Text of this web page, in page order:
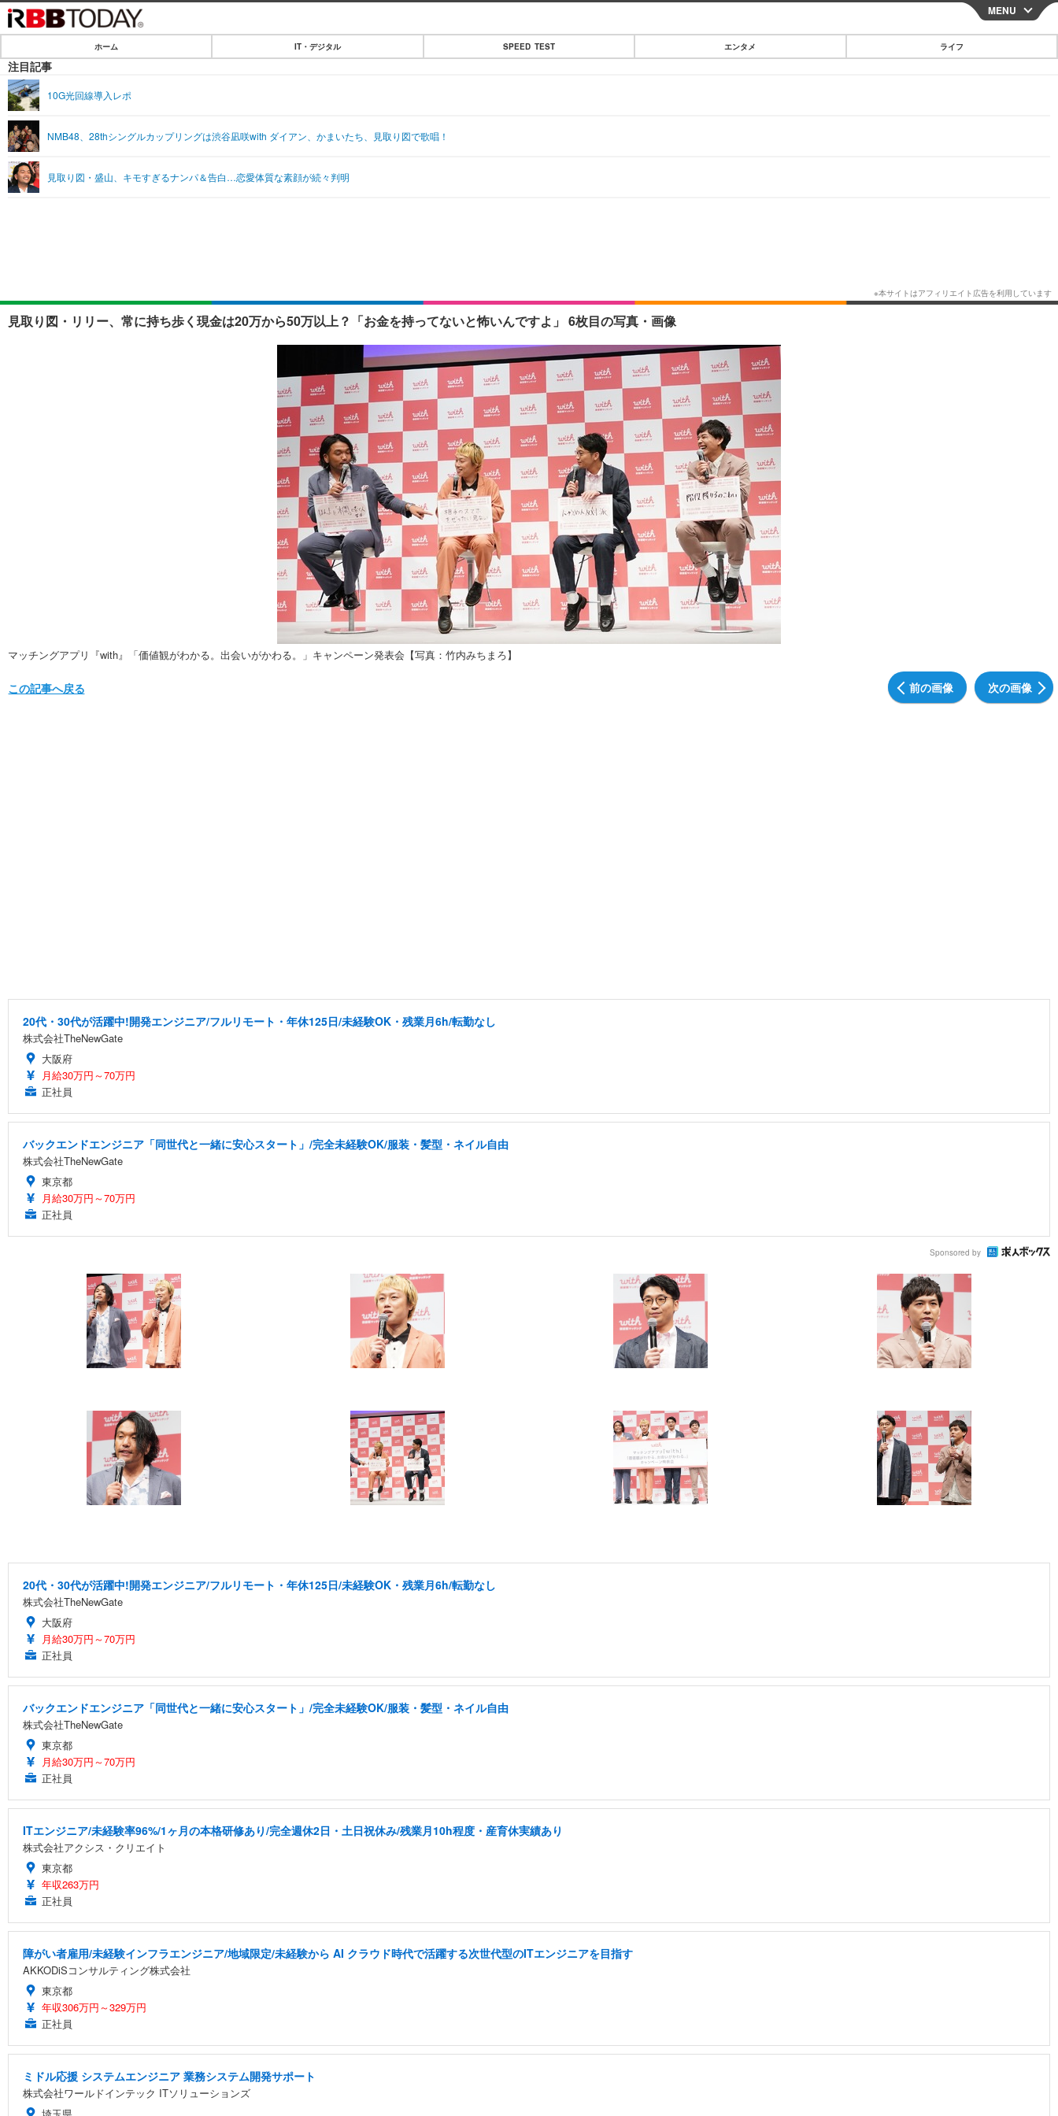
CLOSE
IT・デジタル
ショッピング
SPEED TEST
エンタメ
エンタメTOP
ショッピング その他
ライフ
MENU
ホーム IT・デジタル SPEED TEST エンタメ ライフ
注目記事
10G光回線導入レポ
NMB48、28thシングルカップリングは渋谷凪咲with ダイアン、かまいたち、見取り図で歌唱！
見取り図・盛山、キモすぎるナンパ＆告白…恋愛体質な素顔が続々判明
見取り図・リリー、常に持ち歩く現金は20万から50万以上？「お金を持ってないと怖いんですよ」 6枚目の写真・画像
マッチングアプリ『with』「価値観がわかる。出会いがかわる。」キャンペーン発表会【写真：竹内みちまろ】
前の画像 次の画像
この記事へ戻る
20代・30代が活躍中!開発エンジニア/フルリモート・年休125日/未経験OK・残業月6h/転勤なし
株式会社TheNewGate
大阪府
月給30万円～70万円
正社員
バックエンドエンジニア「同世代と一緒に安心スタート」/完全未経験OK/服装・髪型・ネイル自由
株式会社TheNewGate
東京都
月給30万円～70万円
正社員
Sponsored by
20代・30代が活躍中!開発エンジニア/フルリモート・年休125日/未経験OK・残業月6h/転勤なし
株式会社TheNewGate
大阪府
月給30万円～70万円
正社員
バックエンドエンジニア「同世代と一緒に安心スタート」/完全未経験OK/服装・髪型・ネイル自由
株式会社TheNewGate
東京都
月給30万円～70万円
正社員
ITエンジニア/未経験率96%/1ヶ月の本格研修あり/完全週休2日・土日祝休み/残業月10h程度・産育休実績あり
株式会社アクシス・クリエイト
東京都
年収263万円
正社員
障がい者雇用/未経験インフラエンジニア/地域限定/未経験から AI クラウド時代で活躍する次世代型のITエンジニアを目指す
AKKODiSコンサルティング株式会社
東京都
年収306万円～329万円
正社員
ミドル応援 システムエンジニア 業務システム開発サポート
株式会社ワールドインテック ITソリューションズ